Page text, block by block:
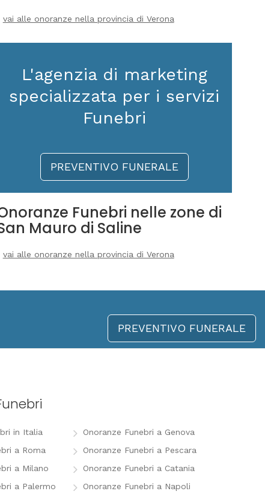
vai alle onoranze nella provincia di Verona
L'agenzia di marketing
specializzata per i servizi
Funebri
PREVENTIVO FUNERALE
Funebri nelle zone di
Mauro di Saline
vai alle onoranze nella provincia di Verona
PREVENTIVO FUNERALE
in Italia
a Roma
a Milano
a Palermo
Onoranze Funebri a Genova
Onoranze Funebri a Pescara
Onoranze Funebri a Catania
Onoranze Funebri a Napoli